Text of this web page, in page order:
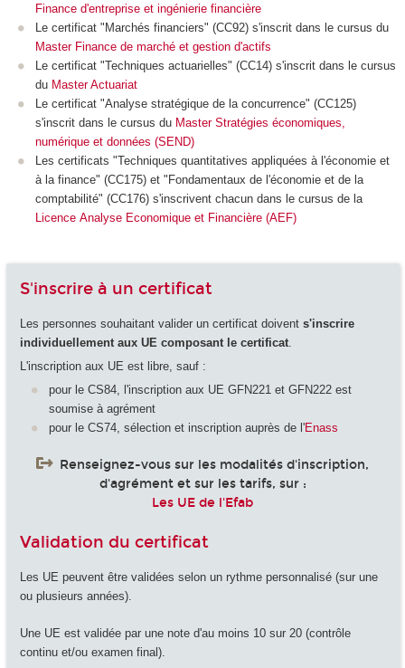
Finance d'entreprise et ingénierie financière
Le certificat "Marchés financiers" (CC92) s'inscrit dans le cursus du
Master Finance de marché et gestion d'actifs
Le certificat "Techniques actuarielles" (CC14) s'inscrit dans le cursus
du Master Actuariat
Le certificat "Analyse stratégique de la concurrence" (CC125)
s'inscrit dans le cursus du Master Stratégies économiques,
numérique et données (SEND)
Les certificats "Techniques quantitatives appliquées à l'économie et
à la finance" (CC175) et "Fondamentaux de l'économie et de la
comptabilité" (CC176) s'inscrivent chacun dans le cursus de la
Licence Analyse Economique et Financière (AEF)
S'inscrire à un certificat
Les personnes souhaitant valider un certificat doivent s'inscrire
individuellement aux UE composant le certificat.
L'inscription aux UE est libre, sauf :
pour le CS84, l'inscription aux UE GFN221 et GFN222 est
soumise à agrément
pour le CS74, sélection et inscription auprès de l'Enass
Renseignez-vous sur les modalités d'inscription,
d'agrément et sur les tarifs, sur :
Les UE de l'Efab
Validation du certificat
Les UE peuvent être validées selon un rythme personnalisé (sur une
ou plusieurs années).
Une UE est validée par une note d'au moins 10 sur 20 (contrôle
continu et/ou examen final).